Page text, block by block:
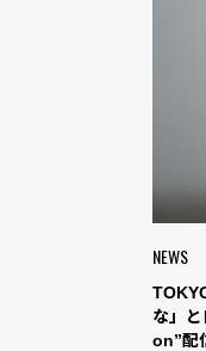
NEWS
な」
on”配